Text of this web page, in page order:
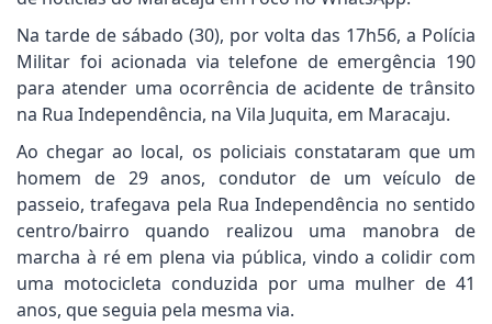
Na tarde de sábado (30), por volta das 17h56, a Polícia
Militar foi acionada via telefone de emergência 190
para atender uma ocorrência de acidente de trânsito
na Rua Independência, na Vila Juquita, em Maracaju.
Ao chegar ao local, os policiais constataram que um
homem de 29 anos, condutor de um veículo de
passeio, trafegava pela Rua Independência no sentido
centro/bairro quando realizou uma manobra de
marcha à ré em plena via pública, vindo a colidir com
uma motocicleta conduzida por uma mulher de 41
anos, que seguia pela mesma via.